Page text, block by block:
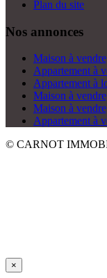
Plan du site
Nos annonces
Maison à
Appartement à
Appartement à
Maison à
Maison à
Appartement à
© CARNOT
×